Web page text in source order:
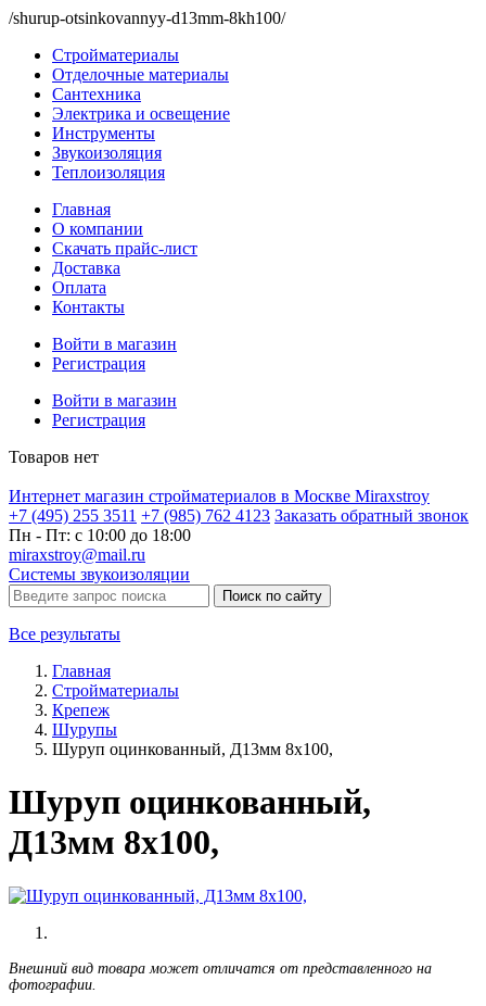
/shurup-otsinkovannyy-d13mm-8kh100/
Стройматериалы
Отделочные материалы
Сантехника
Электрика и освещение
Инструменты
Звукоизоляция
Теплоизоляция
Главная
О компании
Скачать прайс-лист
Доставка
Оплата
Контакты
Войти в магазин
Регистрация
Войти в магазин
Регистрация
Товаров нет
Интернет магазин стройматериалов в Москве Miraxstroy
+7 (495) 255 3511 +7 (985) 762 4123 Заказать обратный звонок
Пн - Пт: с 10:00 до 18:00
miraxstroy@mail.ru
Системы звукоизоляции
Поиск по сайту
Все результаты
Главная
Стройматериалы
Крепеж
Шурупы
Шуруп оцинкованный, Д13мм 8х100,
Шуруп оцинкованный,
Д13мм 8х100,
Внешний вид товара может отличатся от представленного на
фотографии.